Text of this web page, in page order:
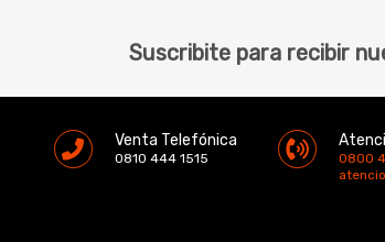
Suscribite para recibir
Venta Telefónica
0810 444 1515
0800